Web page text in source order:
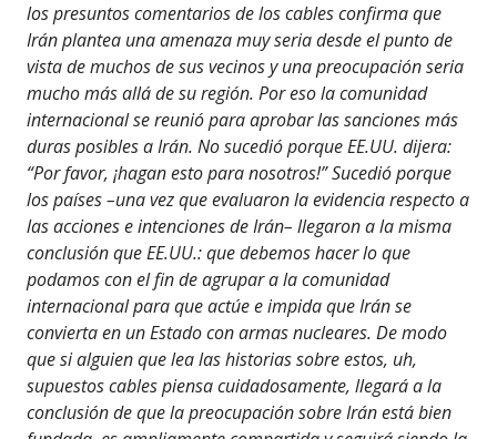
los presuntos comentarios de los cables confirma que
Irán plantea una amenaza muy seria desde el punto de
vista de muchos de sus vecinos y una preocupación seria
mucho más allá de su región. Por eso la comunidad
internacional se reunió para aprobar las sanciones más
duras posibles a Irán. No sucedió porque EE.UU. dijera:
“Por favor, ¡hagan esto para nosotros!” Sucedió porque
los países –una vez que evaluaron la evidencia respecto a
las acciones e intenciones de Irán– llegaron a la misma
conclusión que EE.UU.: que debemos hacer lo que
podamos con el fin de agrupar a la comunidad
internacional para que actúe e impida que Irán se
convierta en un Estado con armas nucleares. De modo
que si alguien que lea las historias sobre estos, uh,
supuestos cables piensa cuidadosamente, llegará a la
conclusión de que la preocupación sobre Irán está bien